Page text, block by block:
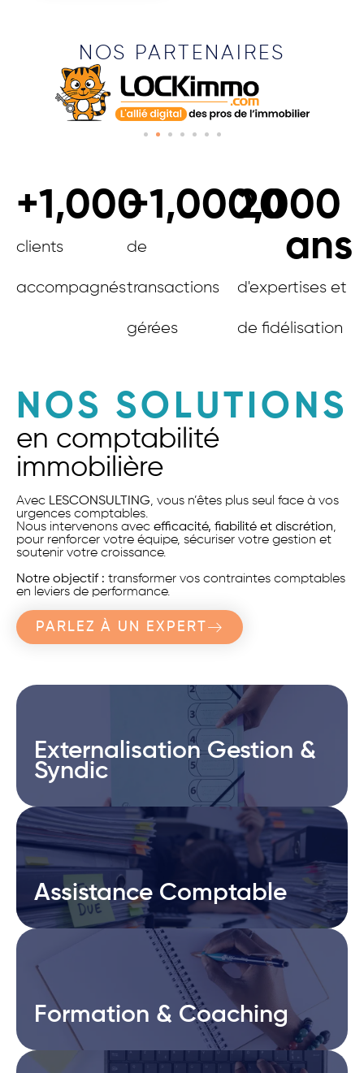
NOS PARTENAIRES
clients
accompagnés
+1,000
de
transactions
gérées
+1,000,000
d'expertises et
de fidélisation
20
ans
NOS SOLUTIONS
en comptabilité
immobilière
Avec LESCONSULTING, vous n’êtes plus seul face à vos
urgences comptables.
Nous intervenons avec efficacité, fiabilité et discrétion,
pour renforcer votre équipe, sécuriser votre gestion et
soutenir votre croissance.
Notre objectif : transformer vos contraintes comptables
en leviers de performance.
PARLEZ À UN EXPERT
Externalisation Gestion &
Syndic
Externalisation Gestion &
Syndic
Assistance Comptable
Assistance Comptable
Formation & Coaching
Formation & Coaching